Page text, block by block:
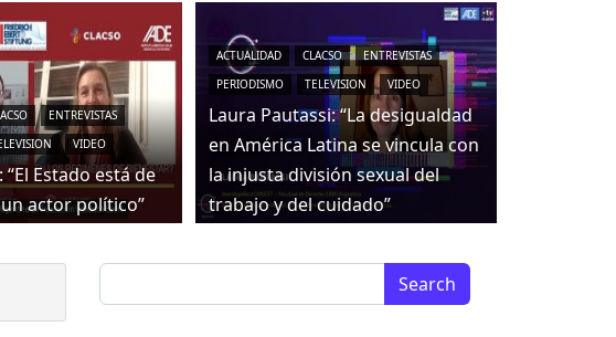
ENTREVISTAS
VIDEO
“El Estado está de
actor político”
ACTUALIDAD CLACSO
ENTREVISTAS
PERIODISMO
TELEVISION VIDEO
Laura Pautassi: “La desigualdad
en América Latina se vincula con
la injusta división sexual del
trabajo y del cuidado”
Search for: